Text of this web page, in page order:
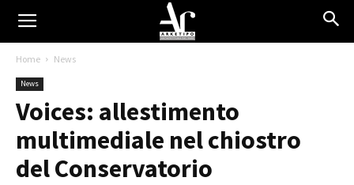
Home News
News
Voices: allestimento
multimediale nel chiostro
del Conservatorio